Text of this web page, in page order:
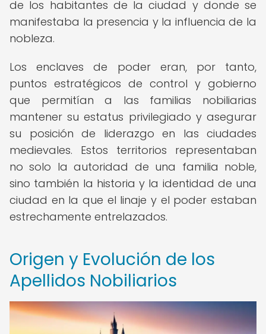
de los habitantes de la ciudad y donde se
manifestaba la presencia y la influencia de la
nobleza.
Los enclaves de poder eran, por tanto,
puntos estratégicos de control y gobierno
que permitían a las familias nobiliarias
mantener su estatus privilegiado y asegurar
su posición de liderazgo en las ciudades
medievales. Estos territorios representaban
no solo la autoridad de una familia noble,
sino también la historia y la identidad de una
ciudad en la que el linaje y el poder estaban
estrechamente entrelazados.
Origen y Evolución de los
Apellidos Nobiliarios